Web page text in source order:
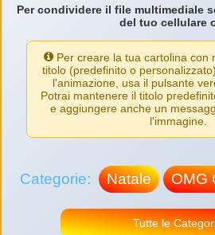
Per condividere il file multimediale
del tuo cellulare
Per creare la tua cartolina con
titolo (predefinito o
l'animazione, usa il pulsante
Potrai mantenere il titolo
e aggiungere anche un
l'immagine.
Categorie: Natale OMG
Tutte le